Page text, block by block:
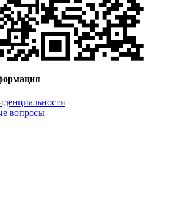
вопросы